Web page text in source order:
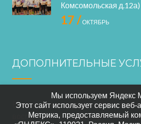
Комсомольская д.12а)
17 /ОКТЯБРЬ
ДОПОЛНИТЕЛЬНЫЕ
В нашем саде осуществляется
воспитание по следующим
Мы используем Яндекс
Этот сайт использует сервис
Метрика, предоставляемый